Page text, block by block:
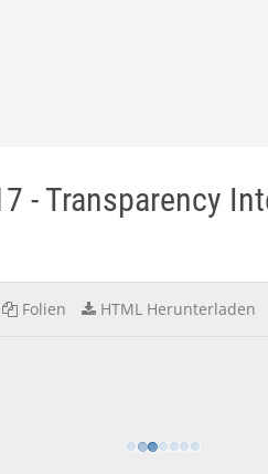
- Transparency
Folien HTML Herunterladen